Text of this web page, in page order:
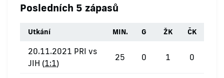
Posledních 5 zápasů
Utkání MIN. G ŽK ČK
20.11.2021 PRI vs
JIH (1:1)
25 0 1 0